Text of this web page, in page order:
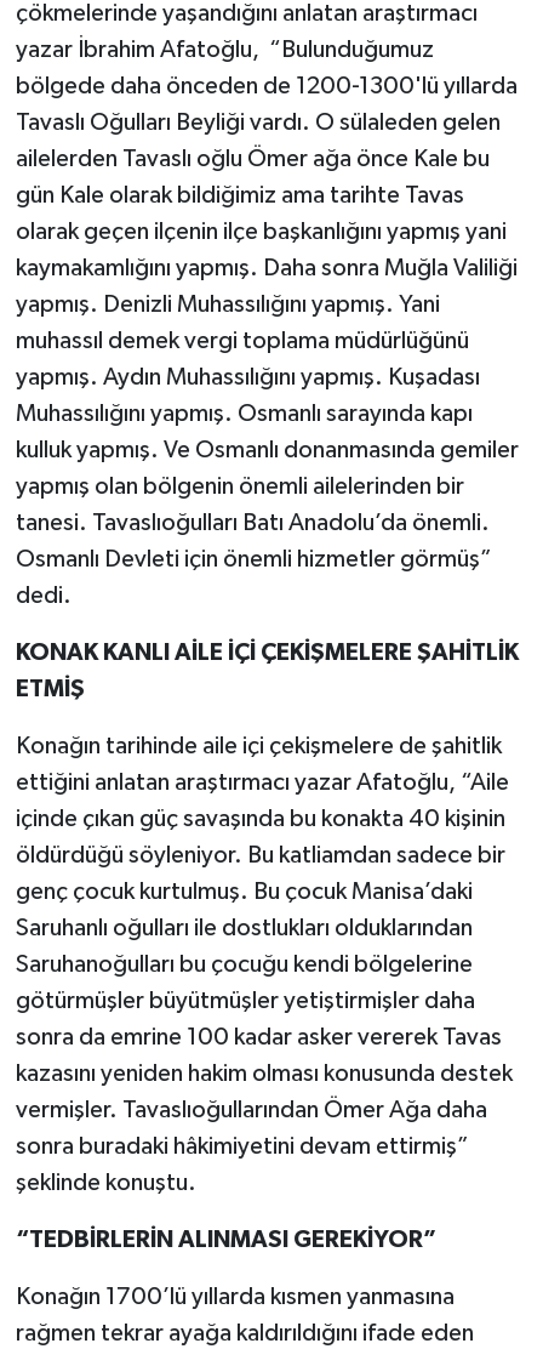
çökmelerinde yaşandığını anlatan araştırmacı
yazar İbrahim Afatoğlu, “Bulunduğumuz
bölgede daha önceden de 1200-1300'lü yıllarda
Tavaslı Oğulları Beyliği vardı. O sülaleden gelen
ailelerden Tavaslı oğlu Ömer ağa önce Kale bu
gün Kale olarak bildiğimiz ama tarihte Tavas
olarak geçen ilçenin ilçe başkanlığını yapmış yani
kaymakamlığını yapmış. Daha sonra Muğla Valiliği
yapmış. Denizli Muhassılığını yapmış. Yani
muhassıl demek vergi toplama müdürlüğünü
yapmış. Aydın Muhassılığını yapmış. Kuşadası
Muhassılığını yapmış. Osmanlı sarayında kapı
kulluk yapmış. Ve Osmanlı donanmasında gemiler
yapmış olan bölgenin önemli ailelerinden bir
tanesi. Tavaslıoğulları Batı Anadolu’da önemli.
Osmanlı Devleti için önemli hizmetler görmüş”
dedi.
KONAK KANLI AİLE İÇİ ÇEKİŞMELERE ŞAHİTLİK
ETMİŞ
Konağın tarihinde aile içi çekişmelere de şahitlik
ettiğini anlatan araştırmacı yazar Afatoğlu, “Aile
içinde çıkan güç savaşında bu konakta 40 kişinin
öldürdüğü söyleniyor. Bu katliamdan sadece bir
genç çocuk kurtulmuş. Bu çocuk Manisa’daki
Saruhanlı oğulları ile dostlukları olduklarından
Saruhanoğulları bu çocuğu kendi bölgelerine
götürmüşler büyütmüşler yetiştirmişler daha
sonra da emrine 100 kadar asker vererek Tavas
kazasını yeniden hakim olması konusunda destek
vermişler. Tavaslıoğullarından Ömer Ağa daha
sonra buradaki hâkimiyetini devam ettirmiş”
şeklinde konuştu.
“TEDBİRLERİN ALINMASI GEREKİYOR”
Konağın 1700’lü yıllarda kısmen yanmasına
rağmen tekrar ayağa kaldırıldığını ifade eden